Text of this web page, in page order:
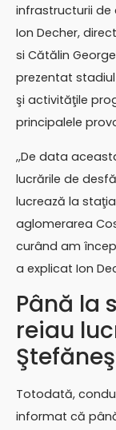
infrastructurii de
Ion Decher,
si Cătălin
prezentat
şi activităţile
principalele
,,De data
lucrările de
lucrează la
aglomerarea
curând am
a explicat Ion
Până la
reiau
Totodată,
informat că